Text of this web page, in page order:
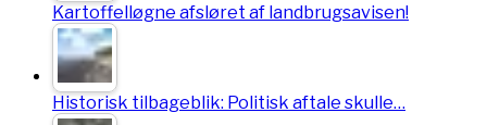
Kartoffelløgne afsløret af landbrugsavisen!
Historisk tilbageblik: Politisk aftale skulle…